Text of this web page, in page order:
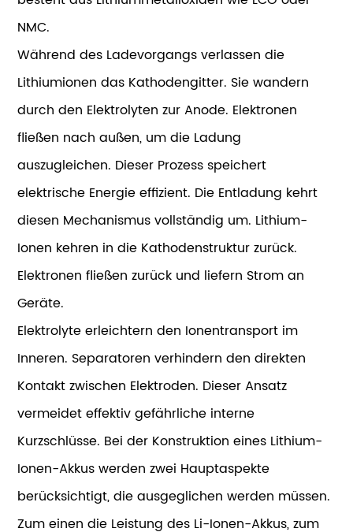
NMC.
Während des Ladevorgangs verlassen die
Lithiumionen das Kathodengitter. Sie wandern
durch den Elektrolyten zur Anode. Elektronen
fließen nach außen, um die Ladung
auszugleichen. Dieser Prozess speichert
elektrische Energie effizient. Die Entladung kehrt
diesen Mechanismus vollständig um. Lithium-
Ionen kehren in die Kathodenstruktur zurück.
Elektronen fließen zurück und liefern Strom an
Geräte.
Elektrolyte erleichtern den Ionentransport im
Inneren. Separatoren verhindern den direkten
Kontakt zwischen Elektroden. Dieser Ansatz
vermeidet effektiv gefährliche interne
Kurzschlüsse. Bei der Konstruktion eines Lithium-
Ionen-Akkus werden zwei Hauptaspekte
berücksichtigt, die ausgeglichen werden müssen.
Zum einen die Leistung des Li-Ionen-Akkus, zum